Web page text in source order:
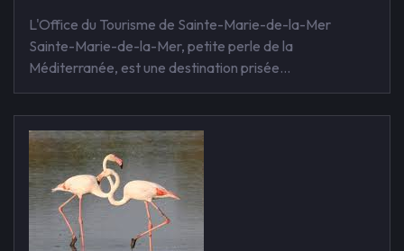
L'Office du Tourisme de Sainte-Marie-de-la-Mer
Sainte-Marie-de-la-Mer, petite perle de la
Méditerranée, est une destination prisée…